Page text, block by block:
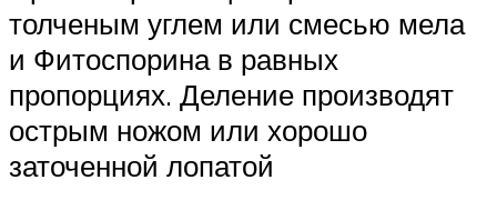
толченым углем или смесью мела
и Фитоспорина в равных
пропорциях. Деление производят
острым ножом или хорошо
заточенной лопатой